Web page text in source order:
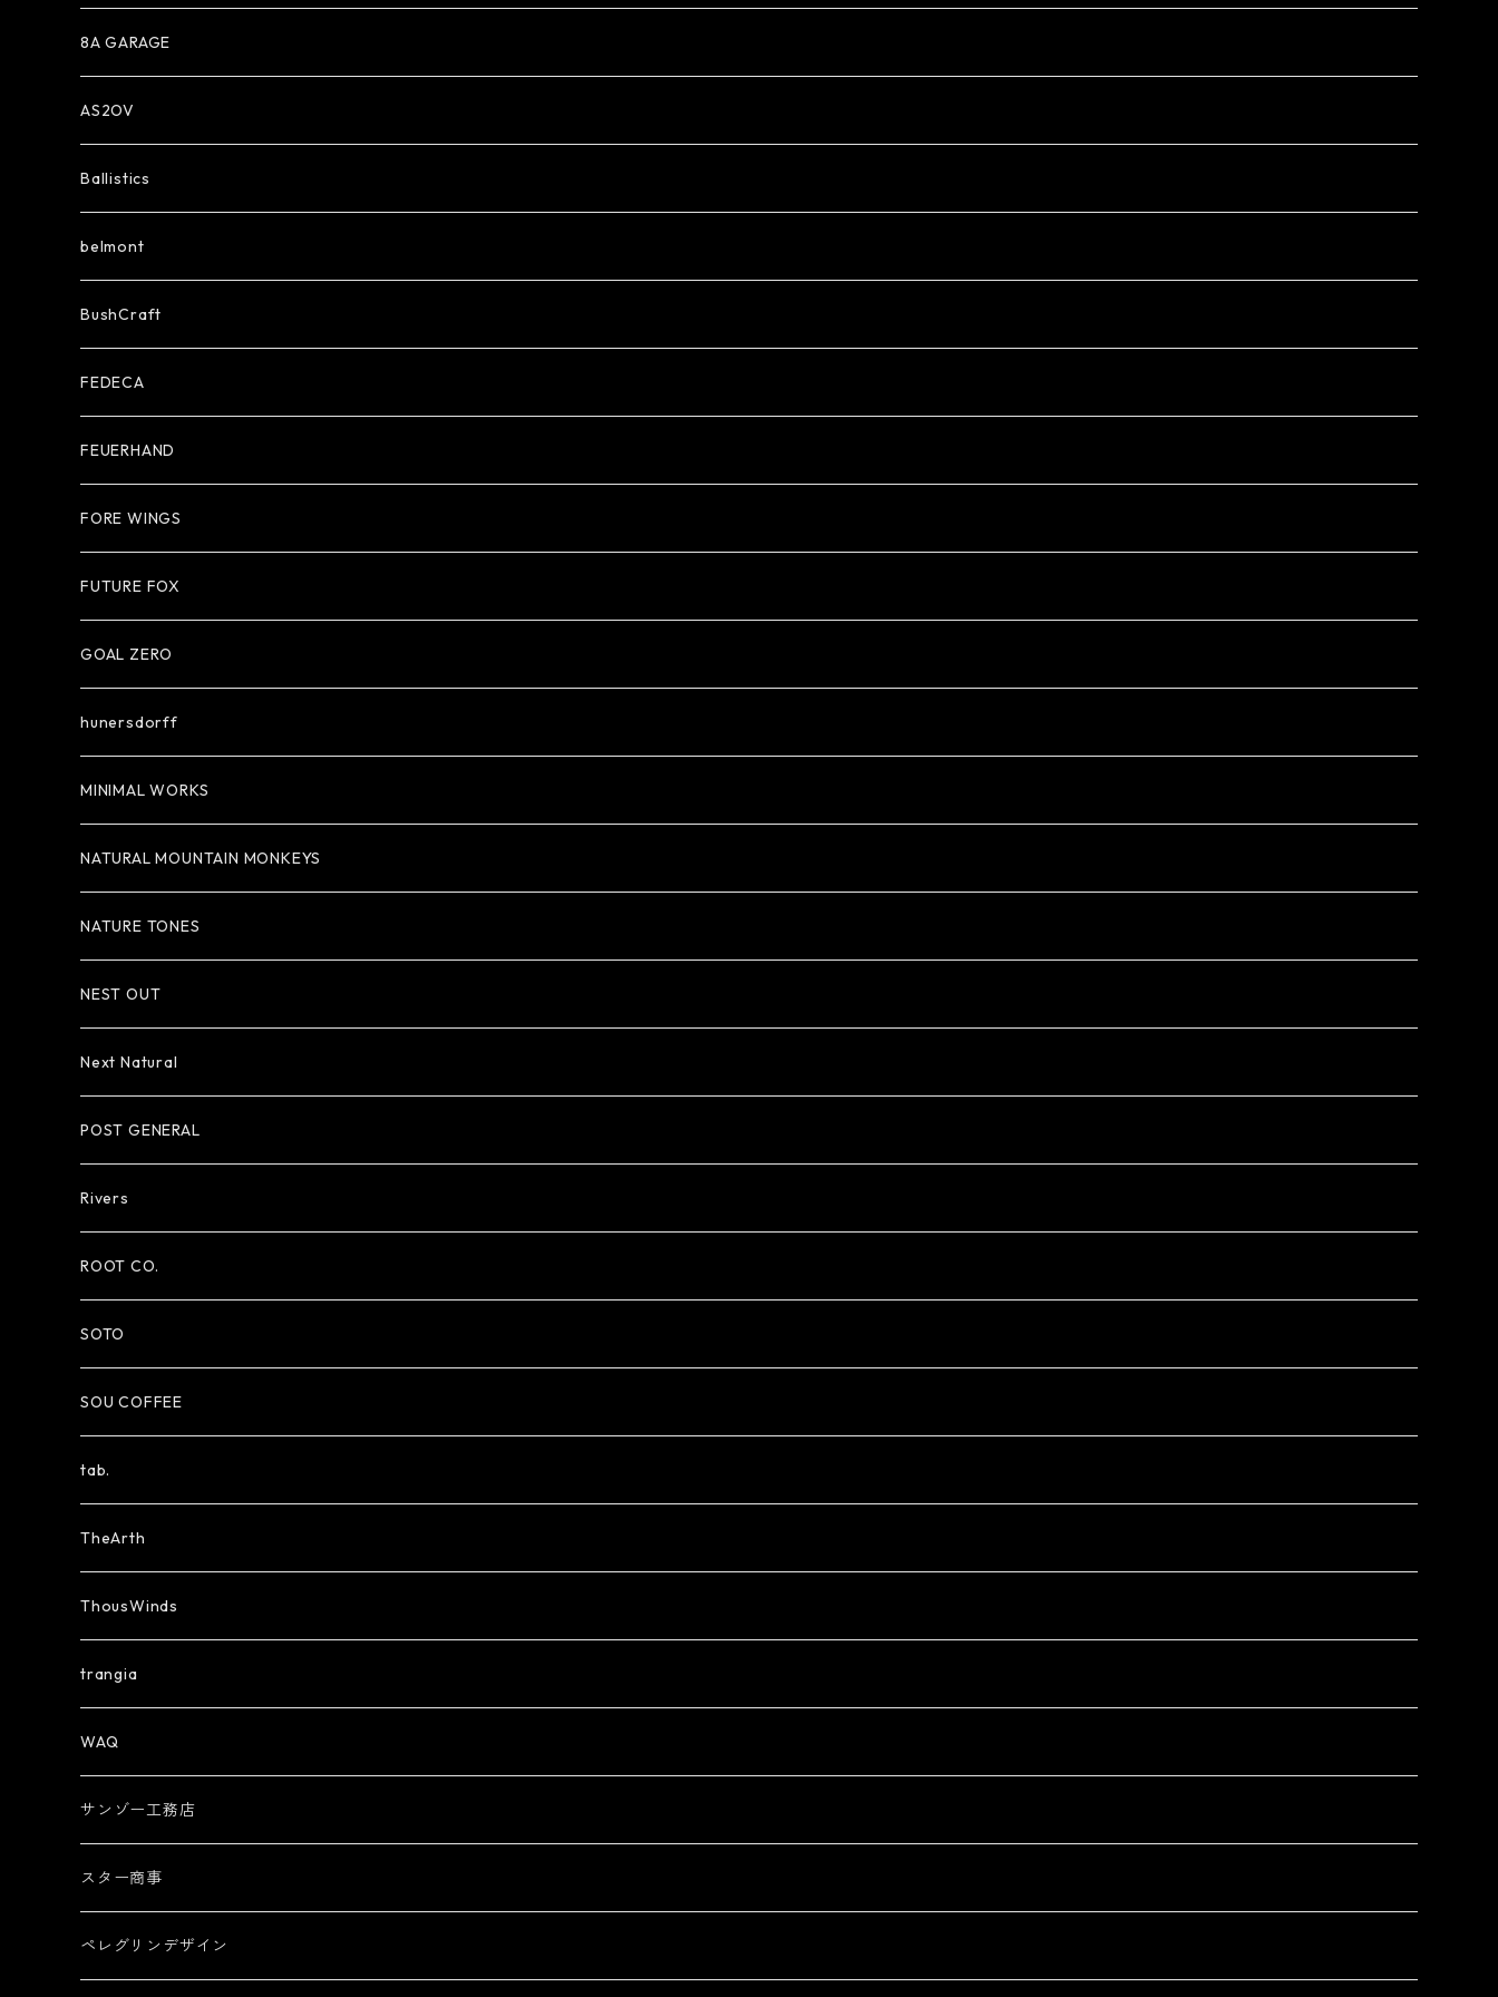
8A GARAGE
AS2OV
Ballistics
belmont
BushCraft
FEDECA
FEUERHAND
FORE WINGS
FUTURE FOX
GOAL ZERO
hunersdorff
MINIMAL WORKS
NATURAL MOUNTAIN MONKEYS
NATURE TONES
NEST OUT
Next Natural
POST GENERAL
Rivers
ROOT CO.
SOTO
SOU COFFEE
tab.
TheArth
ThousWinds
trangia
WAQ
サンゾー工務店
スター商事
ペレグリンデザイン